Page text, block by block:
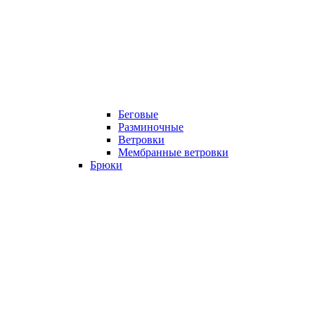
Беговые
Разминочные
Ветровки
Мембранные ветровки
Брюки